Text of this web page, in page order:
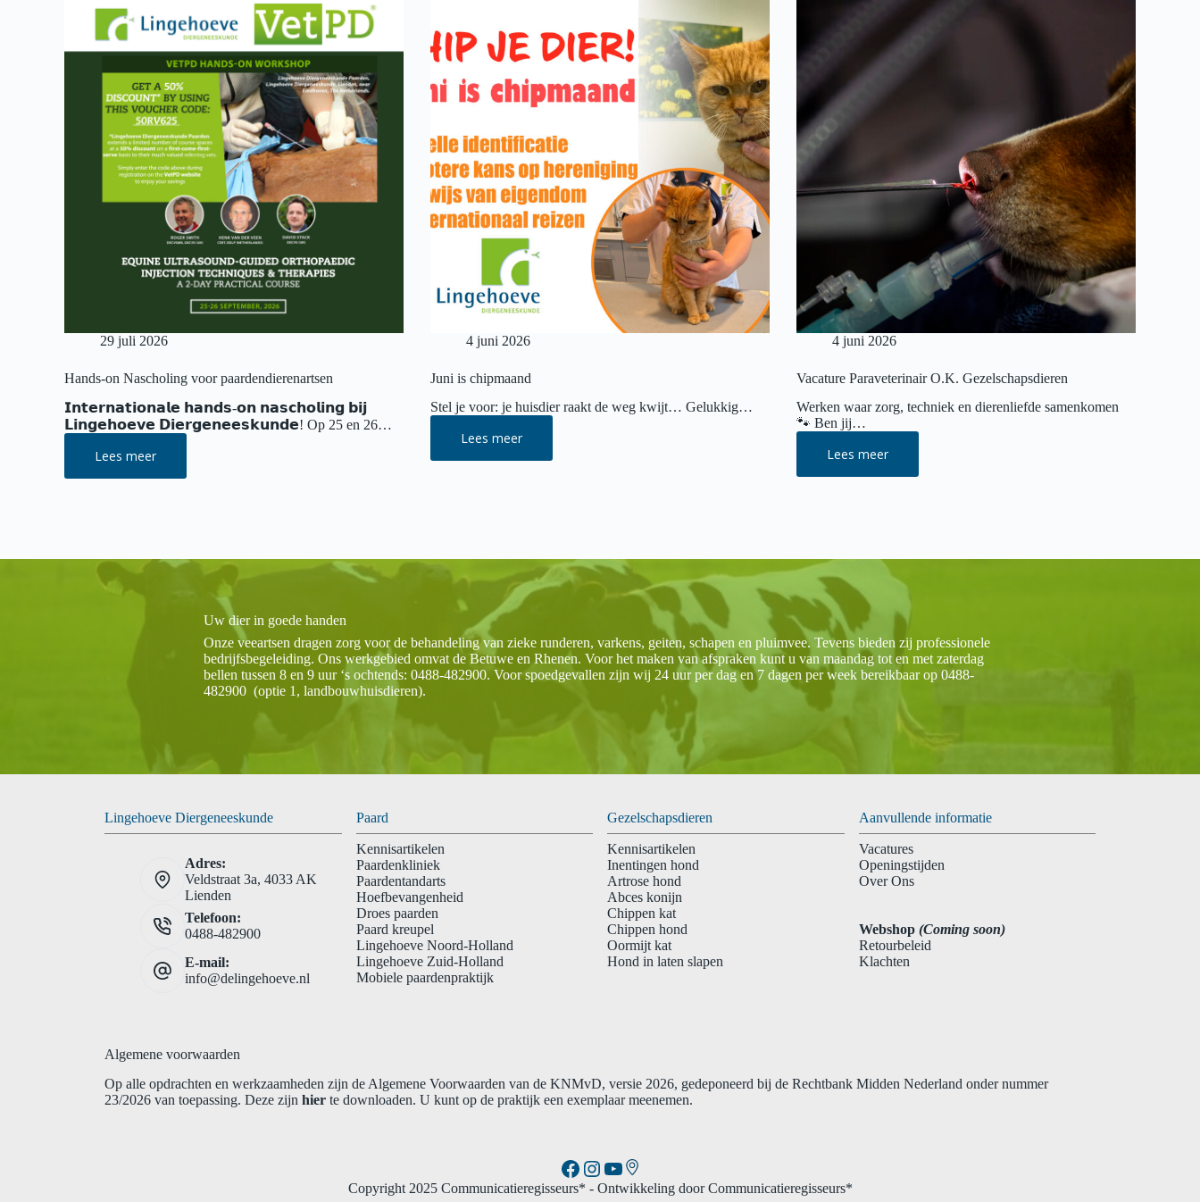
29 juli 2026
Hands-on Nascholing voor paardendierenartsen
𝗜𝗻𝘁𝗲𝗿𝗻𝗮𝘁𝗶𝗼𝗻𝗮𝗹𝗲 𝗵𝗮𝗻𝗱𝘀-𝗼𝗻 𝗻𝗮𝘀𝗰𝗵𝗼𝗹𝗶𝗻𝗴 𝗯𝗶𝗷
𝗟𝗶𝗻𝗴𝗲𝗵𝗼𝗲𝘃𝗲 𝗗𝗶𝗲𝗿𝗴𝗲𝗻𝗲𝗲𝘀𝗸𝘂𝗻𝗱𝗲! Op 25 en 26…
Lees meer
Hands-
on
4 juni 2026
Juni is chipmaand
Stel je voor: je huisdier raakt de weg kwijt… Gelukkig…
Lees meer
Juni
is
4 juni 2026
Vacature Paraveterinair O.K. Gezelschapsdieren
Werken waar zorg, techniek en dierenliefde samenkomen
🐾 Ben jij…
Lees meer
Vacature
Paraveterinair
Uw dier in goede handen
Onze veeartsen dragen zorg voor de behandeling van zieke runderen, varkens, geiten, schapen en pluimvee. Tevens bieden zij professionele
bedrijfsbegeleiding. Ons werkgebied omvat de Betuwe en Rhenen. Voor het maken van afspraken kunt u van maandag tot en met zaterdag
bellen tussen 8 en 9 uur ‘s ochtends: 0488-482900. Voor spoedgevallen zijn wij 24 uur per dag en 7 dagen per week bereikbaar op 0488-
482900 (optie 1, landbouwhuisdieren).
Lingehoeve Diergeneeskunde
Adres:
Veldstraat 3a, 4033 AK
Lienden
Telefoon:
0488-482900
E-mail:
info@delingehoeve.nl
Paard
Kennisartikelen
Paardenkliniek
Paardentandarts
Hoefbevangenheid
Droes paarden
Paard kreupel
Lingehoeve Noord-Holland
Lingehoeve Zuid-Holland
Mobiele paardenpraktijk
Gezelschapsdieren
Kennisartikelen
Inentingen hond
Artrose hond
Abces konijn
Chippen kat
Chippen hond
Oormijt kat
Hond in laten slapen
Aanvullende informatie
Vacatures
Openingstijden
Over Ons
Webshop (Coming soon)
Retourbeleid
Klachten
Algemene voorwaarden
Op alle opdrachten en werkzaamheden zijn de Algemene Voorwaarden van de KNMvD, versie 2026, gedeponeerd bij de Rechtbank Midden Nederland onder nummer
23/2026 van toepassing. Deze zijn hier te downloaden. U kunt op de praktijk een exemplaar meenemen.
Facebook
Instagram
YouTube
Link
Copyright 2025 Communicatieregisseurs* - Ontwikkeling door Communicatieregisseurs*